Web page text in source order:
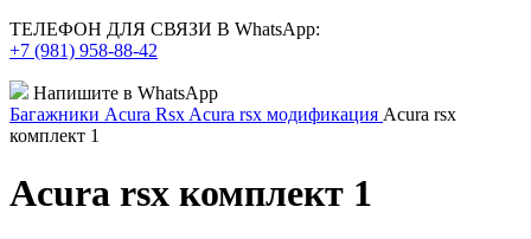
ТЕЛЕФОН ДЛЯ СВЯЗИ В WhatsApp:
+7 (981) 958-88-42
Напишите в WhatsApp
Багажники Acura Rsx Acura rsx модификация Acura rsx
комплект 1
Acura rsx комплект 1